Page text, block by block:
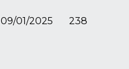
09/01/2025 238